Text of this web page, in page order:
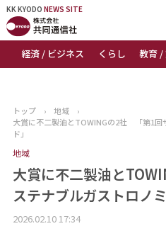
KK KYODO NEWS SITE
経済 / ビジネス くらし 教育 /
KK KYODONEWS SITE
トップページ
ニュース
おすすめコンテンツ
出版物
トップ › 地域
›
大賞に不二製油とTOWINGの2社 「第1回
ド」
地域
大賞に不二製油と
ステナブルガストロノ
2026.02.10 17:34